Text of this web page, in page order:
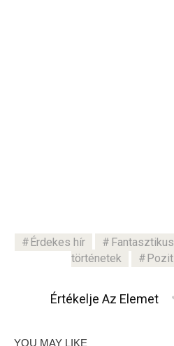
Érdekes hír
történetek
Értékelje Az Elemet